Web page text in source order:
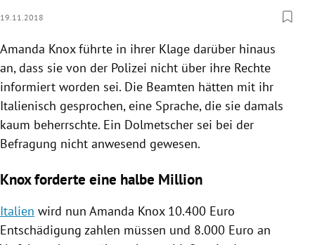
19.11.2018
Amanda Knoxführte in ihrer Klage darüber hinaus
an, dass sie von der Polizei nicht über ihre Rechte
informiert worden sei. Die Beamten hätten mit ihr
Italienisch gesprochen, eine Sprache, die sie damals
kaum beherrschte. Ein Dolmetscher sei bei der
Befragung nicht anwesend gewesen.
Knox forderte eine halbe Million
Italien wird nun Amanda Knox10.400 Euro
Entschädigung zahlen müssen und 8.000 Euro an